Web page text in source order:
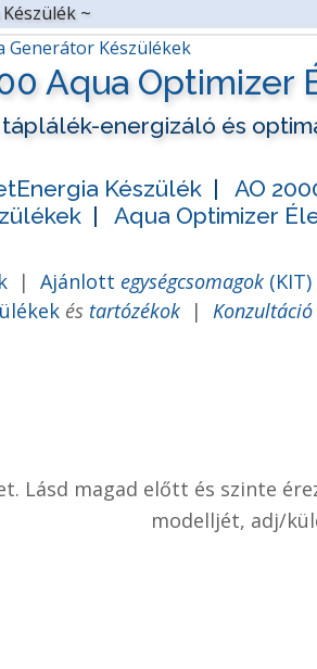
~
Generátor Készülékek
Aqua Optimizer
táplálék-energizáló és
Készülék | AO
| Aqua Optimizer
| Ajánlott egységcsomagok (KIT)
és tartózékok | Konzultáció
Lásd magad előtt és szinte
modelljét, adj/